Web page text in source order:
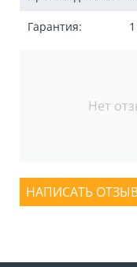
Гарантия:
Нет
НАПИСАТЬ